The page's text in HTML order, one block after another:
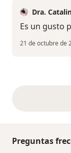
Dra.
Es un gusto
21 de octubre de
Preguntas